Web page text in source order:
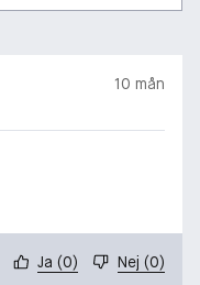
10 mån
Ja (0) Nej (0)